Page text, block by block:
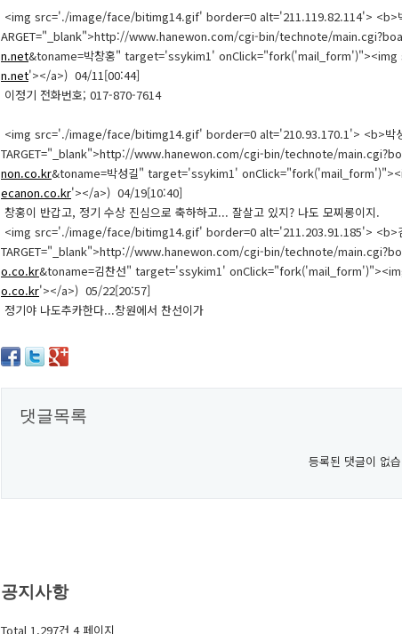
<img src='./image/face/bitimg14.gif' border=0 alt='211.119.82.114'> <b>
ARGET="_blank">http://www.hanewon.com/cgi-bin/technote/
n.net&toname=박창홍" target='ssykim1'
n.net'></a>) 04/11[00:44]
이정기 전화번호; 017-870-7614
<img src='./image/face/bitimg14.gif' border=0 alt='210.93.170.1'> <b>박
TARGET="_blank">http://www.hanewon.com/cgi-bin/technote/
non.co.kr&toname=박성길" target='ssykim1'
ecanon.co.kr'></a>) 04/19[10:40]
창홍이 반갑고, 정기 수상 진심으로 축하하고... 잘살고 있지? 나도 모찌롱이지.
<img src='./image/face/bitimg14.gif' border=0 alt='211.203.91.185'> <b>
TARGET="_blank">http://www.hanewon.com/cgi-bin/technote/
o.co.kr&toname=김찬선" target='ssykim1'
o.co.kr'></a>) 05/22[20:57]
정기야 나도추카한다...창원에서 찬선이가
댓글목록
등록된 댓글이 없
공지사항
Total 1,297건 4 페이지